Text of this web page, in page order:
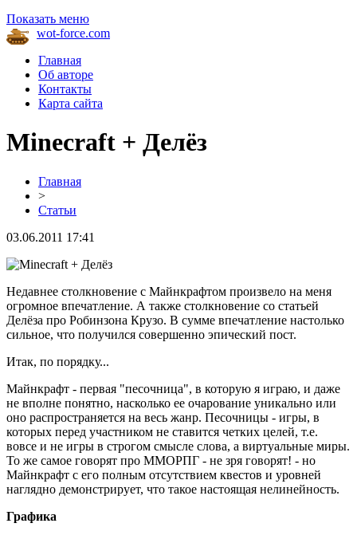
Показать меню
wot-force.com
Главная
Об авторе
Контакты
Карта сайта
Minecraft + Делёз
Главная
>
Статьи
03.06.2011 17:41
Недавнее столкновение с Майнкрафтом произвело на меня
огромное впечатление. А также столкновение со статьей
Делёза про Робинзона Крузо. В сумме впечатление настолько
сильное, что получился совершенно эпический пост.
Итак, по порядку...
Майнкрафт - первая "песочница", в которую я играю, и даже
не вполне понятно, насколько ее очарование уникально или
оно распространяется на весь жанр. Песочницы - игры, в
которых перед участником не ставится четких целей, т.е.
вовсе и не игры в строгом смысле слова, а виртуальные миры.
То же самое говорят про ММОРПГ - не зря говорят! - но
Майнкрафт с его полным отсутствием квестов и уровней
наглядно демонстрирует, что такое настоящая нелинейность.
Графика